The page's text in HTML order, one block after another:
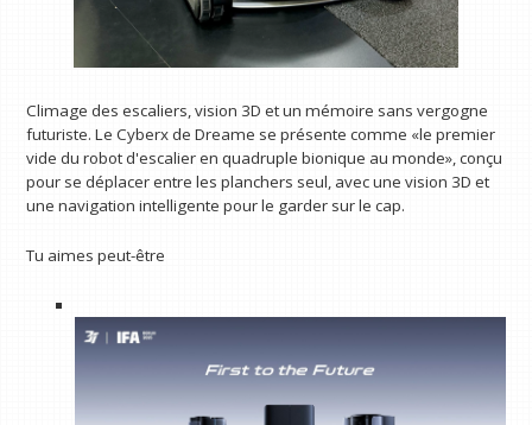
Climage des escaliers, vision 3D et un mémoire sans vergogne
futuriste. Le Cyberx de Dreame se présente comme «le premier
vide du robot d'escalier en quadruple bionique au monde», conçu
pour se déplacer entre les planchers seul, avec une vision 3D et
une navigation intelligente pour le garder sur le cap.
Tu aimes peut-être